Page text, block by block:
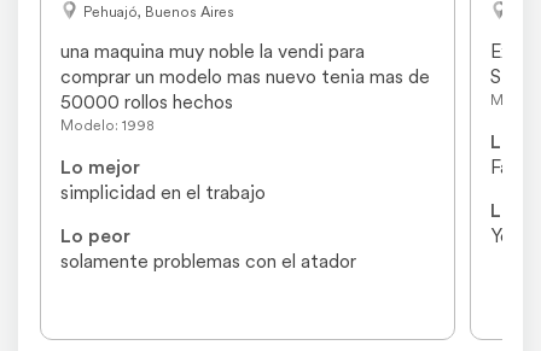
Pehuajó, Buenos Aires
una maquina muy noble la vendi para
comprar un modelo mas nuevo tenia mas de
50000 rollos hechos
Modelo: 1998
Lo mejor
simplicidad en el trabajo
Lo peor
solamente problemas con el atador
Lo
Facil
Lo
Yo